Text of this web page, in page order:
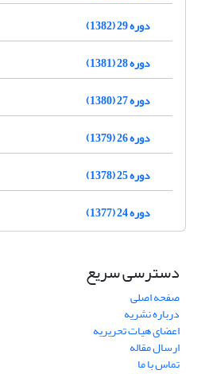
دوره 29 (1382)
دوره 28 (1381)
دوره 27 (1380)
دوره 26 (1379)
دوره 25 (1378)
دوره 24 (1377)
دسترسی سریع
صفحه اصلی
درباره نشریه
اعضای هیات تحریریه
ارسال مقاله
تماس با ما